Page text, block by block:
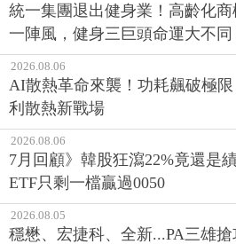
統一集團退出健身業！高齡化
一陣風，健身三巨頭命運大不同
2026.08.06
AI散熱革命來襲！功耗飆破極
利散熱新戰場
2026.08.06
7月回顧》韓股狂瀉22%竟還是
ETF只剩一檔贏過0050
2026.08.05
穩懋、宏捷科、全新...PA三雄